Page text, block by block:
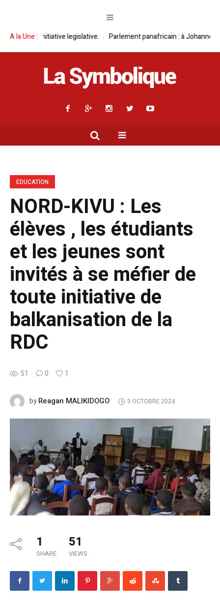
A la Une :
legislative. Parlement panafricain : à Johannesburg, Aimé Boji
EDUCATION
NORD-KIVU : Les
élèves , les étudiants
et les jeunes sont
invités à se méfier de
toute initiative de
balkanisation de la
RDC
51 0 1
byReagan MALIKIDOGO 3 OCTOBRE 2024
1
SHARE
51
VIEWS